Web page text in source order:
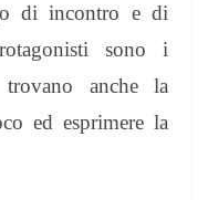
di incontro e di
sono i
anche la
ed esprimere la